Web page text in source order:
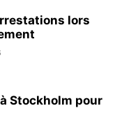
lors
Stockholm pour